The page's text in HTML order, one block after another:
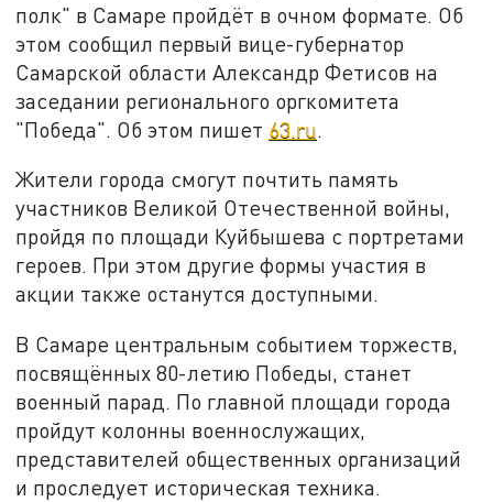
полк" в Самаре пройдёт в очном формате. Об
этом сообщил первый вице-губернатор
Самарской области Александр Фетисов на
заседании регионального оргкомитета
"Победа". Об этом пишет 63.ru.
Жители города смогут почтить память
участников Великой Отечественной войны,
пройдя по площади Куйбышева с портретами
героев. При этом другие формы участия в
акции также останутся доступными.
В Самаре центральным событием торжеств,
посвящённых 80-летию Победы, станет
военный парад. По главной площади города
пройдут колонны военнослужащих,
представителей общественных организаций
и проследует историческая техника.